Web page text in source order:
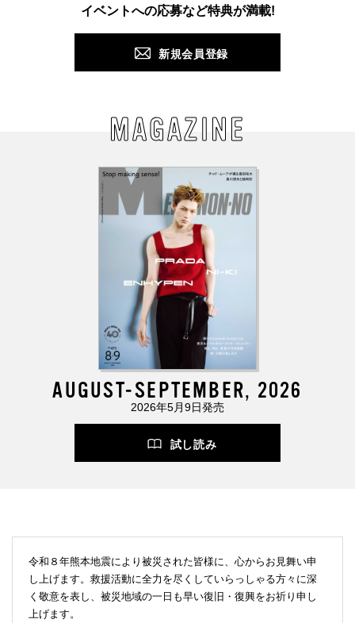
イベントへの応募など特典が満載!
新規会員登録
MAGAZINE
AUGUST-SEPTEMBER, 2026
2026年5月9日発売
試し読み
令和８年熊本地震により被災された皆様に、心からお見舞い申
し上げます。救援活動に全力を尽くしていらっしゃる方々に深
く敬意を表し、被災地域の一日も早い復旧・復興をお祈り申し
上げます。